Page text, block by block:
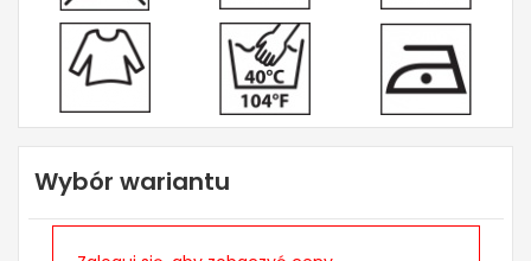
Wybór wariantu